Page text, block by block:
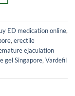
ED medication online,
, erectile
ejaculation
gel Singapore, Vardefil